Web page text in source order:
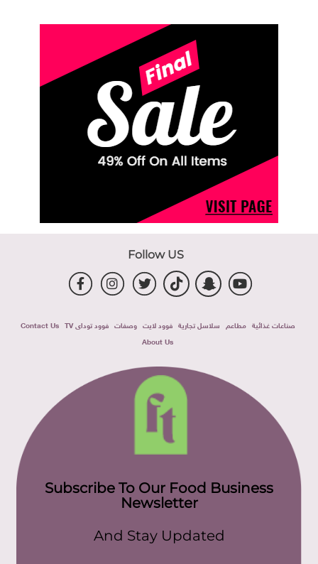
Follow US
صناعات غذائية مطاعم سلاسل تجارية فوود لايت وصفات فوود توداى TV
Contact Us
About Us
Subscribe To Our Food Business
Newsletter
And Stay Updated